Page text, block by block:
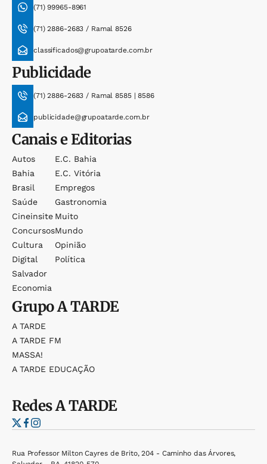
(71) 99965-8961
(71) 2886-2683 / Ramal 8526
classificados@grupoatarde.com.br
Publicidade
(71) 2886-2683 / Ramal 8585 | 8586
publicidade@grupoatarde.com.br
Canais e Editorias
Autos
Bahia
Brasil
Saúde
Cineinsite
Concursos
Cultura
Digital
Salvador
Economia
E.c. Bahia
E.c. Vitória
Empregos
Gastronomia
Muito
Mundo
Opinião
Política
GrupoA TARDE
A TARDE
A TARDE FM
MASSA!
A TARDE EDUCAÇÃO
RedesA TARDE
Rua Professor Milton Cayres de Brito, 204 - Caminho das Árvores,